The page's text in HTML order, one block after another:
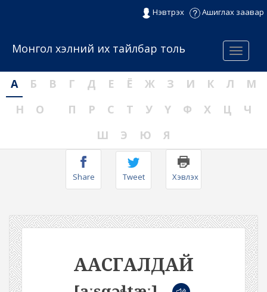
Нэвтрэх Ашиглах заавар
Menu
Монгол хэлний их тайлбар толь
А Б В Г Д Е Ё Ж З И К Л
М
Н
О П Р С Т У Ү Ф Х Ц
Ч
Ш
Э Ю Я
Share Tweet Хэвлэх
ААСГАЛДАЙ